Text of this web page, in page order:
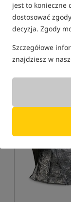
jest to konieczne
dostosować
decyzja. Zgody
Szczegółowe
znajdziesz w
Nash Bank Life
Camo PRO (2025)
5 354,99PLN
KUP